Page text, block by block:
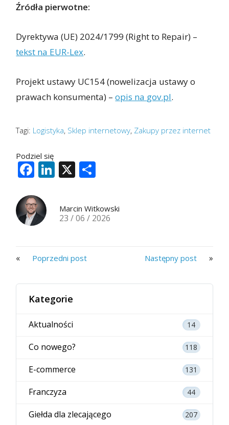
Źródła pierwotne:
Dyrektywa (UE) 2024/1799 (Right to Repair) –
tekst na EUR-Lex.
Projekt ustawy UC154 (nowelizacja ustawy o
prawach konsumenta) –opis na gov.pl.
Tagi: Logistyka, Sklep internetowy, Zakupy przez internet
Podziel się
Facebook
LinkedIn
X
Marcin Witkowski
23 / 06 / 2026
Poprzedni post
« Następny post »
Kategorie
Aktualności 14
Co nowego? 118
E-commerce 131
Franczyza 44
Giełda dla zlecającego 207